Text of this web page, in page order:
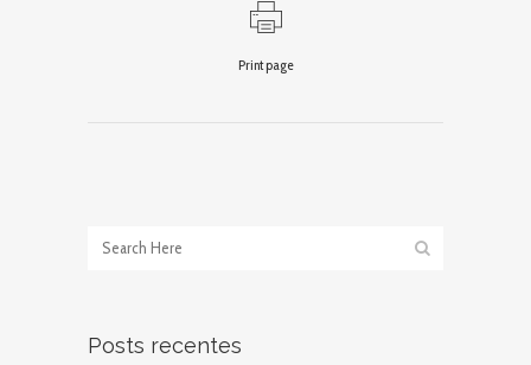
Print page
Posts recentes